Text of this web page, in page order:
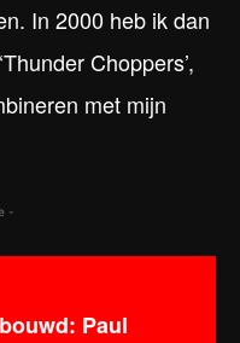
In 2000 heb ik dan
Choppers’,
met mijn
-
Paul